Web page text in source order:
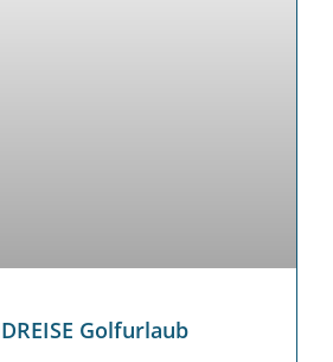
Golfurlaub